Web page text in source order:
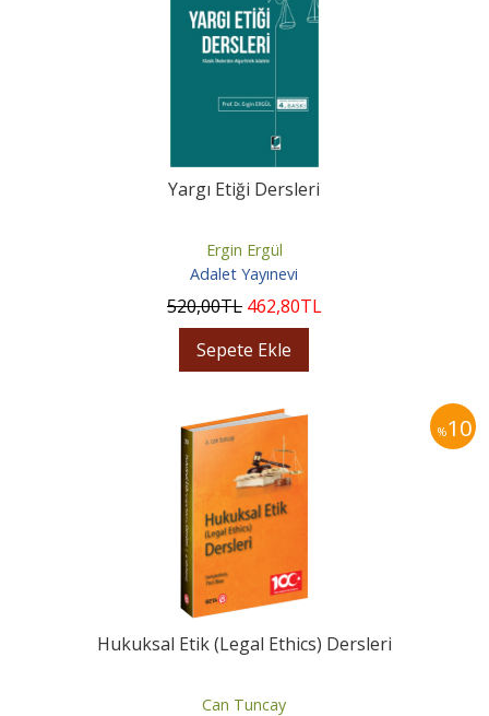
Yargı Etiği Dersleri
Ergin Ergül
Adalet Yayınevi
520,00TL 462,80TL
Sepete Ekle
%10
Hukuksal Etik (Legal Ethics) Dersleri
Can Tuncay